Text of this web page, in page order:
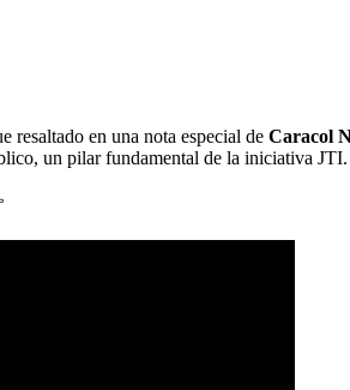
resaltado en una nota especial de Caracol
un pilar fundamental de la iniciativa JTI.